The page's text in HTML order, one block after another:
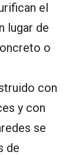
el
lugar de
o
con
y con
se
de